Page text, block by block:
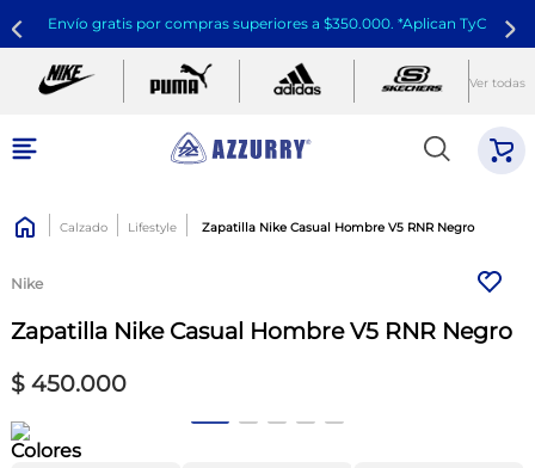
Envío gratis por compras superiores a $350.000. *Aplican TyC
Ver todas
Calzado Lifestyle Zapatilla Nike Casual Hombre V5 RNR Negro
Nike
Zapatilla Nike Casual Hombre V5 RNR Negro
$ 450.000
Colores